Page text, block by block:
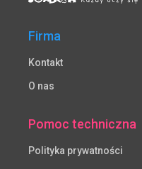
Firma
Kontakt
O nas
Pomoc techniczna
Polityka prywatności